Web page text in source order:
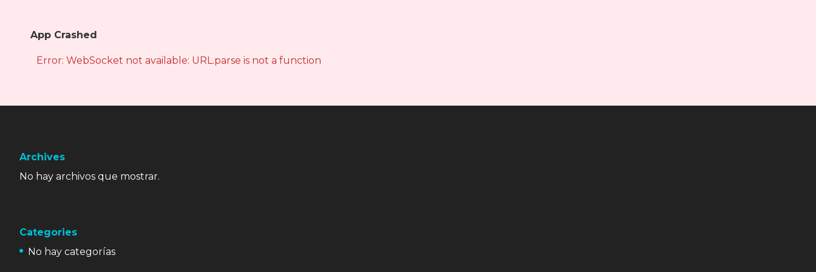
App Crashed
Error: WebSocket not available: URL.parse is not a function
Archives
No hay archivos que mostrar.
Categories
No hay categorías